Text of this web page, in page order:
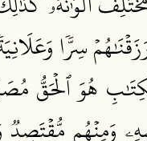
سِرّٗا
هُوَ ٱلۡحَقُّ
وَمِنۡهُم